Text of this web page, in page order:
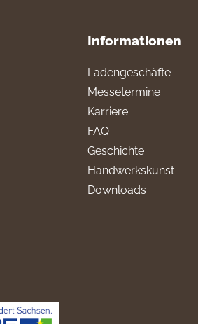
Informationen
Ladengeschäfte
Messetermine
Karriere
FAQ
Geschichte
Handwerkskunst
Downloads